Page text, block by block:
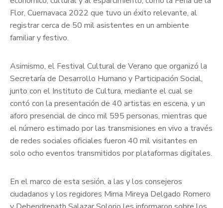
Flor, Cuernavaca 2022 que tuvo un éxito relevante, al
registrar cerca de 50 mil asistentes en un ambiente
familiar y festivo.
Asimismo, el Festival Cultural de Verano que organizó la
Secretaría de Desarrollo Humano y Participación Social,
junto con el Instituto de Cultura, mediante el cual se
contó con la presentación de 40 artistas en escena, y un
aforo presencial de cinco mil 595 personas, mientras que
el número estimado por las transmisiones en vivo a través
de redes sociales oficiales fueron 40 mil visitantes en
solo ocho eventos transmitidos por plataformas digitales.
En el marco de esta sesión, a las y los consejeros
ciudadanos y los regidores Mirna Mireya Delgado Romero